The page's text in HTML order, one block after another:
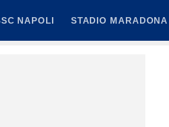
NAPOLI STADIO MARADONA